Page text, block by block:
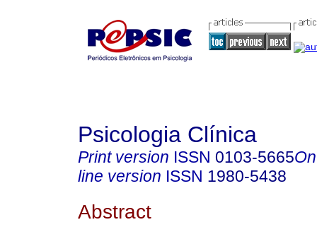
Psicologia Clínica
Print version ISSN 0103-5665
line version ISSN 1980-5438
Abstract